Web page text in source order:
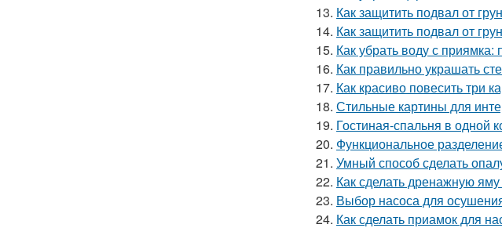
13. Как защитить подвал от
14. Как защитить подвал от
15. Как убрать воду с приямка:
16. Как правильно украшать
17. Как красиво повесить три
18. Стильные картины для
19. Гостиная-спальня в
20. Функциональное
21. Умный способ сделать
22. Как сделать дренажную
23. Выбор насоса для
24. Как сделать приамок для